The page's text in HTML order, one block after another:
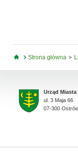
Jesteś tutaj
Strona główna
Urząd
ul. 3 Maja 66
07-300